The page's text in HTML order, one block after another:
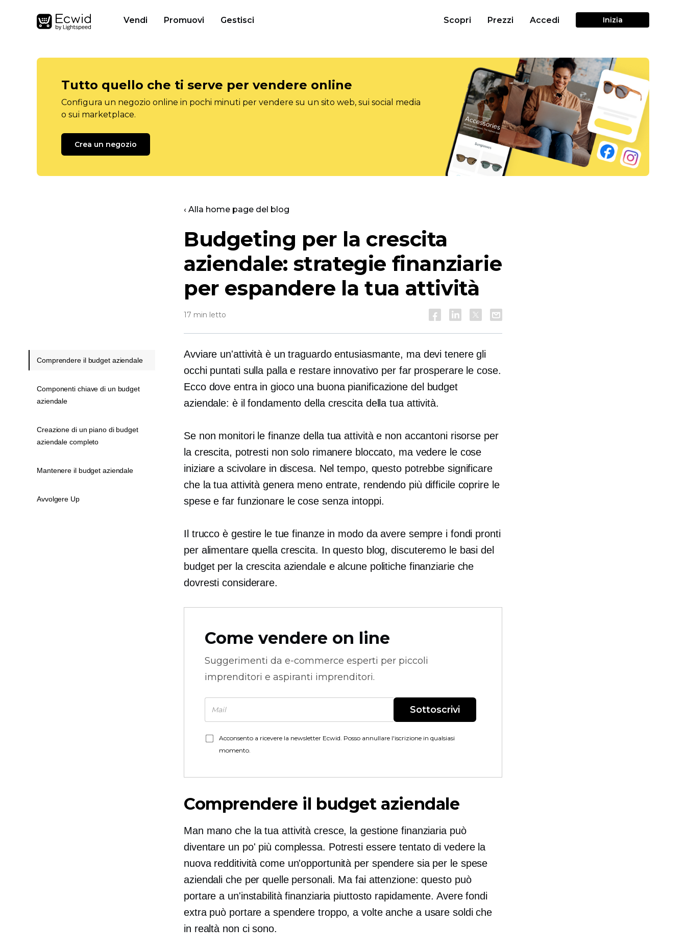
Vendi Promuovi Gestisci Scopri Prezzi Accedi Inizia
Tutto quello che ti serve per vendere online
Configura un negozio online in pochi minuti per vendere su un sito web, sui social media
o sui marketplace.
Crea un negozio
‹ Alla home page del blog
Budgeting per la crescita
aziendale: strategie finanziarie
per espandere la tua attività
17 min letto
Avviare un'attività è un traguardo entusiasmante, ma devi tenere gli
occhi puntati sulla palla e restare innovativo per far prosperare le cose.
Ecco dove entra in gioco una buona pianificazione del budget
aziendale: è il fondamento della crescita della tua attività.
Se non monitori le finanze della tua attività e non accantoni risorse per
la crescita, potresti non solo rimanere bloccato, ma vedere le cose
iniziare a scivolare in discesa. Nel tempo, questo potrebbe significare
che la tua attività genera meno entrate, rendendo più difficile coprire le
spese e far funzionare le cose senza intoppi.
Il trucco è gestire le tue finanze in modo da avere sempre i fondi pronti
per alimentare quella crescita. In questo blog, discuteremo le basi del
budget per la crescita aziendale e alcune politiche finanziarie che
dovresti considerare.
Come vendere on line
Suggerimenti da e-commerce esperti per piccoli
imprenditori e aspiranti imprenditori.
Sottoscrivi
Acconsento a ricevere la newsletter Ecwid. Posso annullare l'iscrizione in qualsiasi
momento.
Comprendere il budget aziendale
Man mano che la tua attività cresce, la gestione finanziaria può
diventare un po' più complessa. Potresti essere tentato di vedere la
nuova redditività come un'opportunità per spendere sia per le spese
aziendali che per quelle personali. Ma fai attenzione: questo può
portare a un'instabilità finanziaria piuttosto rapidamente. Avere fondi
extra può portare a spendere troppo, a volte anche a usare soldi che
in realtà non ci sono.
Comprendere il budget aziendale
Componenti chiave di un budget
aziendale
Creazione di un piano di budget
aziendale completo
Mantenere il budget aziendale
Avvolgere Up